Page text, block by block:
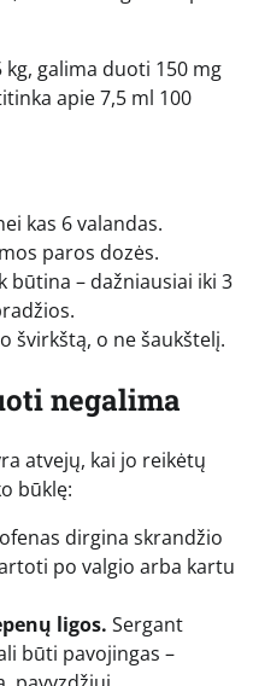
kg, galima duoti 150 mg
apie 7,5 ml 100
kas 6 valandas.
paros dozės.
būtina – dažniausiai iki 3
švirkštą, o ne šaukštelį.
negalima
atvejų, kai jo reikėtų
būklę:
dirgina skrandžio
po valgio arba kartu
ligos. Sergant
būti pavojingas –